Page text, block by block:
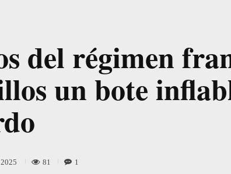
del régimen
un bote
81 1